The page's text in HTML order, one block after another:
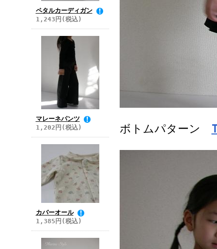
ペタルカーディガン
1,243円(税込)
マレーネパンツ
1,202円(税込)
カバーオール
1,385円(税込)
ボトムパターン